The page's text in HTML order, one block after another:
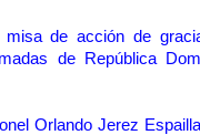
de acción de
de República
Orlando Jerez